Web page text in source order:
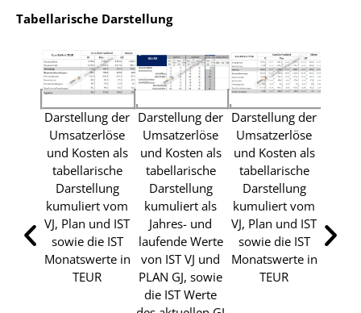
Tabellarische Darstellung
Darstellung der
Umsatzerlöse
und Kosten als
tabellarische
Darstellung
kumuliert vom
VJ, Plan und IST
sowie die IST
Monatswerte in
TEUR
Darstellung der
Umsatzerlöse
und Kosten als
tabellarische
Darstellung
kumuliert als
Jahres- und
laufende Werte
von IST VJ und
PLAN GJ, sowie
die IST Werte
Darstellung der
Umsatzerlöse
und Kosten als
tabellarische
Darstellung
kumuliert vom
VJ, Plan und IST
sowie die IST
Monatswerte in
TEUR